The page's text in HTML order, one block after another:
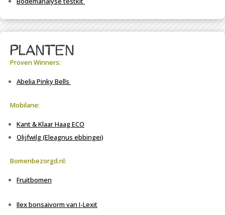
planten
Proven Winners:
Abelia Pinky Bells
Mobilane:
Kant & Klaar Haag ECO
Olijfwilg (Eleagnus ebbingei)
Bomenbezorgd.nl:
Fruitbomen
Ilex bonsaivorm van I-Lexit